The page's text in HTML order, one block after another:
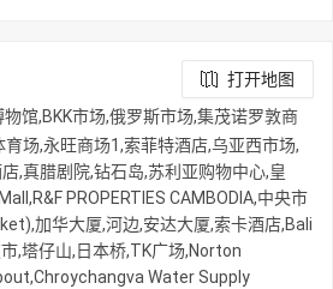
打开地图
馆,BKK市场,俄罗斯市场,集茂诺罗敦商
场,永旺商场1,索菲特酒店,乌亚西市场,
,真腊剧院,钻石岛,苏利亚购物中心,皇
PROPERTIES CAMBODIA,中央市
加华大厦,河边,安达大厦,索卡酒店,Bali
,塔仔山,日本桥,TK广场,Norton
Water Supply